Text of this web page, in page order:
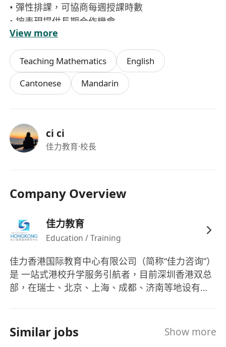
• 彈性排課，可協商每週授課時數
• 按表現提供長期合作機會
• 提供教材及教學資源支援
View more
Teaching Mathematics
English
Cantonese
Mandarin
ci ci
佳力教育·校長
Company Overview
佳力教育
Education / Training
佳力香港国际教育中心有限公司（简称“佳力咨询”）
是 一站式港校升学服务引航者，目前深圳香港双总
部，在瑞士、北京、上海、成都、济南等地设有分
接。佳力香港国际教育中心有限公司在香港湾仔和
尖沙咀均设有办事处，为每一个赴港家庭提供香港
Similar jobs Show more